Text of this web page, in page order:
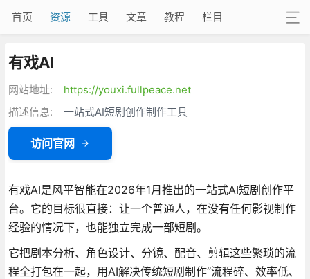
首页 资源 工具 文章 教程 栏目
有戏AI
网站地址:
https://youxi.fullpeace.net
描述信息:
一站式AI短剧创作制作工具
访问官网
有戏AI是风平智能在2026年1月推出的一站式AI短剧创作平
台。它的目标很直接：让一个普通人，在没有任何影视制作
经验的情况下，也能独立完成一部短剧。
它把剧本分析、角色设计、分镜、配音、剪辑这些繁琐的流
程全打包在一起，用AI解决传统短剧制作“流程碎、效率低、